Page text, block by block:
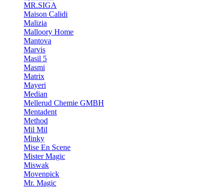
MR.SIGA
Maison Calidi
Malizia
Malloory Home
Mantova
Marvis
Masil 5
Masmi
Matrix
Mayeri
Median
Mellerud Chemie GMBH
Mentadent
Method
Mil Mil
Minky
Mise En Scene
Mister Magic
Miswak
Movenpick
Mr. Magic